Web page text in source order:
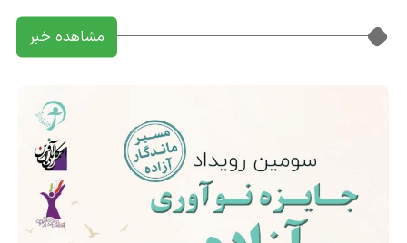
مشاهده خبر